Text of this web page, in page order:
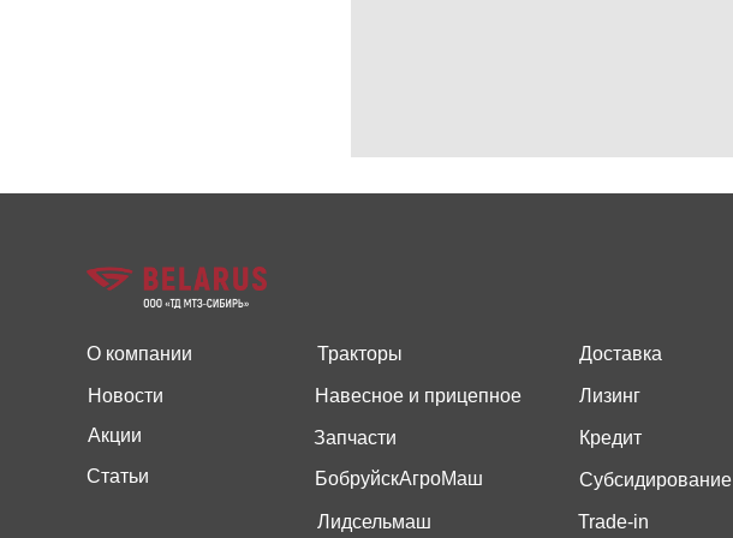
Акции
Статьи
Новости
Trade-in
Субсидирование
Кредит
Лизинг
Доставка
Лидсельмаш
БобруйскАгроМаш
Запчасти
Навесное и прицепное
Тракторы
О компании